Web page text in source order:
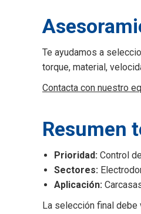
Te ayudamos a
torque, material,
Contacta con nuestro
Resumen
Prioridad: Control
Sectores:
Aplicación:
La selección final debe